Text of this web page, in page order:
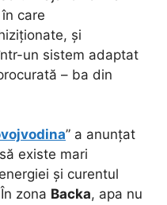
care
și
un sistem adaptat
– ba din
” a anunțat
existe mari
și curentul
zona Backa, apa nu